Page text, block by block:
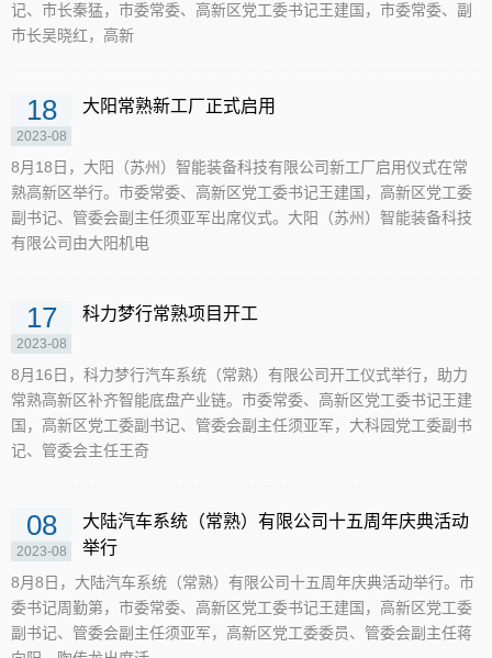
记、市长秦猛，市委常委、高新区党工委书记王建国，市委常委、副
市长吴晓红，高新
18
2023-08
大阳常熟新工厂正式启用
8月18日，大阳（苏州）智能装备科技有限公司新工厂启用仪式在常
熟高新区举行。市委常委、高新区党工委书记王建国，高新区党工委
副书记、管委会副主任须亚军出席仪式。大阳（苏州）智能装备科技
有限公司由大阳机电
17
2023-08
科力梦行常熟项目开工
8月16日，科力梦行汽车系统（常熟）有限公司开工仪式举行，助力
常熟高新区补齐智能底盘产业链。市委常委、高新区党工委书记王建
国，高新区党工委副书记、管委会副主任须亚军，大科园党工委副书
记、管委会主任王奇
08
2023-08
大陆汽车系统（常熟）有限公司十五周年庆典活动
举行
8月8日，大陆汽车系统（常熟）有限公司十五周年庆典活动举行。市
委书记周勤第，市委常委、高新区党工委书记王建国，高新区党工委
副书记、管委会副主任须亚军，高新区党工委委员、管委会副主任蒋